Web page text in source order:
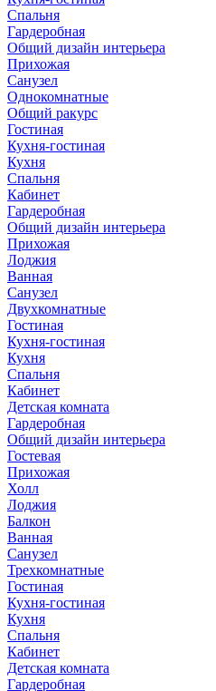
Спальня
Гардеробная
Общий дизайн интерьера
Прихожая
Санузел
Однокомнатные
Общий ракурс
Гостиная
Кухня-гостиная
Кухня
Спальня
Кабинет
Гардеробная
Общий дизайн интерьера
Прихожая
Лоджия
Ванная
Санузел
Двухкомнатные
Гостиная
Кухня-гостиная
Кухня
Спальня
Кабинет
Детская комната
Гардеробная
Общий дизайн интерьера
Гостевая
Прихожая
Холл
Лоджия
Балкон
Ванная
Санузел
Трехкомнатные
Гостиная
Кухня-гостиная
Кухня
Спальня
Кабинет
Детская комната
Гардеробная